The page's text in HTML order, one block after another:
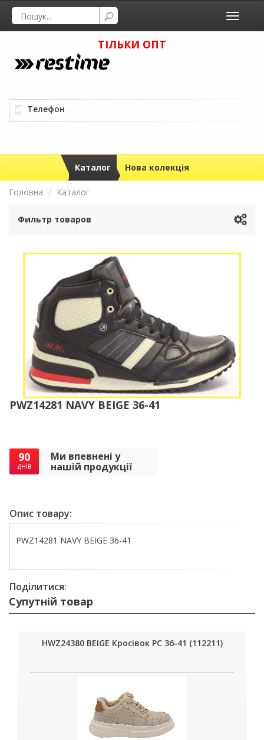
Toggle
ТІЛЬКИ ОПТ
Телефон
Каталог Нова колекція
Головна Каталог
Фильтр товаров
PWZ14281 NAVY BEIGE 36-41
90
днів
Ми впевнені у
нашій продукції
Опис товару:
PWZ14281 NAVY BEIGE 36-41
Поділитися:
Супутній товар
HWZ24380 BEIGE Кросівок РС 36-41 (112211)